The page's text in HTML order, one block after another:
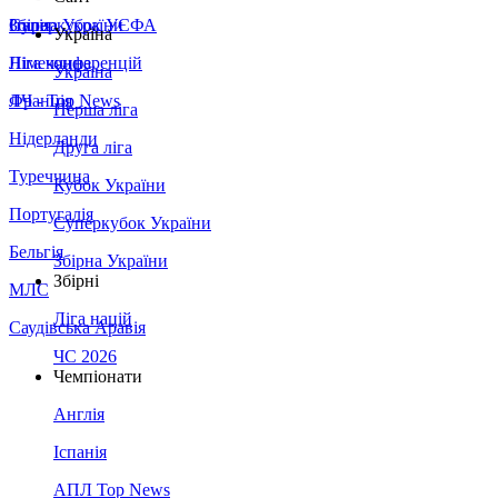
Збірна України
Італія
Німеччина
Франція
Нідерланди
Туреччина
Португалія
Бельгія
МЛС
Саудівська Аравія
Суперкубок УЄФА
Ліга конференцій
ЛЧ - Top News
Україна
Україна
Перша ліга
Друга ліга
Кубок України
Суперкубок України
Збірна України
Збірні
Ліга націй
ЧС 2026
Чемпіонати
Англія
Іспанія
АПЛ Top News